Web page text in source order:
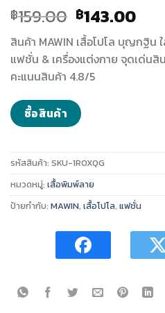
฿159.00 Original
price
was:
฿159.00.
฿143.00
is:
฿
สินค้า MAWIN เสื้อโปโล บุญกฐิน
แฟชั่น & เครื่องแต่งกาย จุดเด่นสิ
คะแนนสินค้า 4.8/5
ซื้อสินค้า
รหัสสินค้า: SKU-1ROXQG
หมวดหมู่: เสื้อพิมพ์ลาย
ป้ายกำกับ: MAWIN, เสื้อโปโล, แฟชั่น